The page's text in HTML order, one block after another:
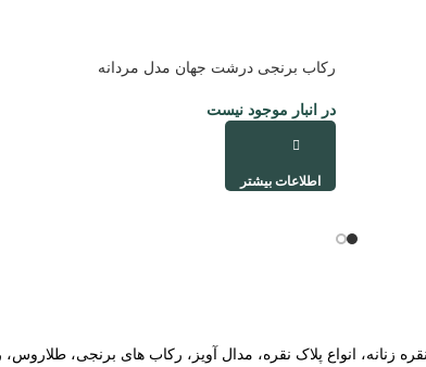
رکاب برنجی درشت جهان مدل مردانه
در انبار موجود نیست
اطلاعات بیشتر
زنانه، انواع پلاک نقره، مدال آویز، رکاب های برنجی،